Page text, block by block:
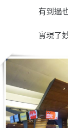
有到過
實現了